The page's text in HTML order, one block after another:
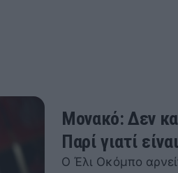
Μονακό: Δεν
Παρί γιατί
Ο Έλι Οκόμπο